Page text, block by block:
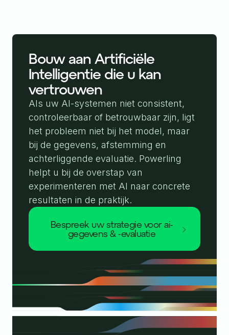
Bouw aan Artificiële
Intelligentie die u kan
vertrouwen
Als uw AI-systemen niet consistent,
controleerbaar of betrouwbaar zijn, ligt
het probleem niet bij het model, maar
bij de gegevens, afstemming en
achterliggende evaluatie. Powerling
helpt u bij de overstap van
experimenteren met AI naar concrete
resultaten in de praktijk.
bespreek uw strategie voor ai-
gegevens & -evaluatie